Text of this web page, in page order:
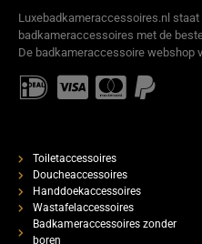
Luxebadkameraccessoires.nl staat
badkameraccessoires met de
De badkameraccessoire webshop
Toiletaccessoires
Doucheaccessoires
Handdoekaccessoires
Wastafelaccessoires
Badkameraccessoires zonder
boren